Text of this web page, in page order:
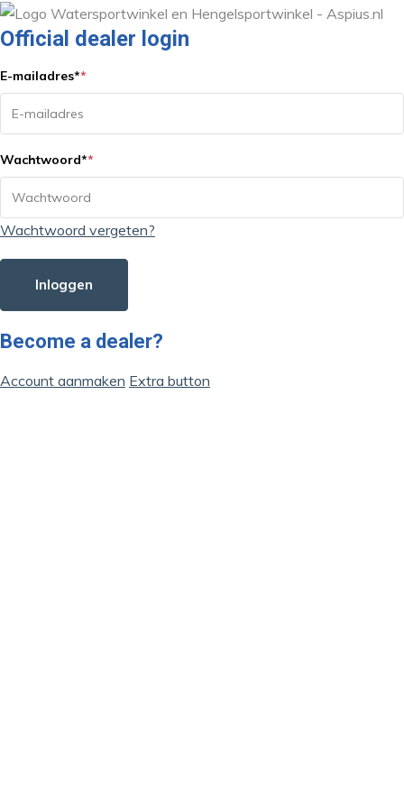
Official dealer login
E-mailadres**
Wachtwoord**
Wachtwoord vergeten?
Inloggen
Become a dealer?
Account aanmaken Extra button